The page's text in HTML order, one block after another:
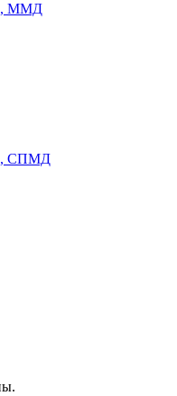
ММД
СПМД